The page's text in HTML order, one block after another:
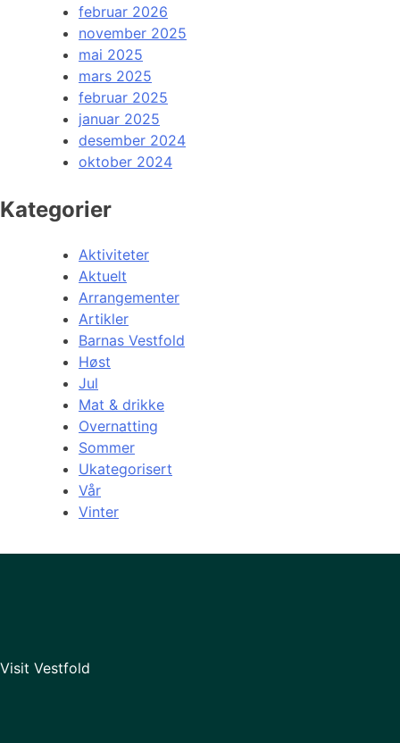
februar 2026
november 2025
mai 2025
mars 2025
februar 2025
januar 2025
desember 2024
oktober 2024
Kategorier
Aktiviteter
Aktuelt
Arrangementer
Artikler
Barnas Vestfold
Høst
Jul
Mat & drikke
Overnatting
Sommer
Ukategorisert
Vår
Vinter
Visit Vestfold